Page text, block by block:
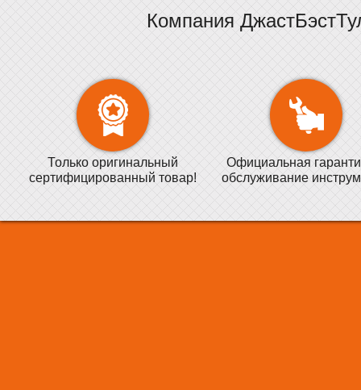
Компания
Только оригинальный
сертифицированный товар!
Официальная
обслуживание